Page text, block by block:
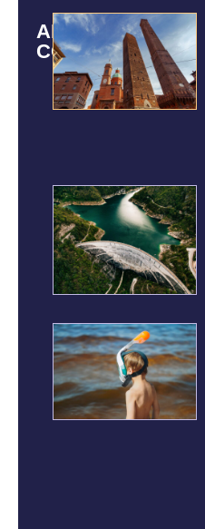
ARTICOLI
CORRELATI